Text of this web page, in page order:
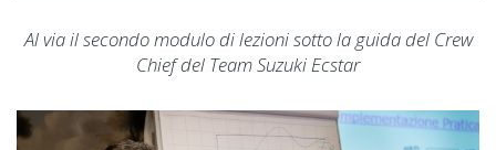
Al via il secondo modulo di lezioni sotto la guida del Crew
Chief del Team Suzuki Ecstar